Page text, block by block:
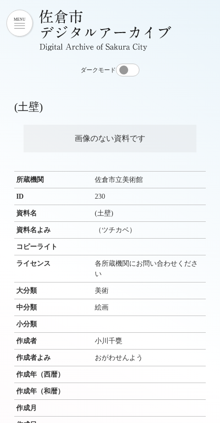
ダークモード
(土壁)
画像のない資料です
所蔵機関 佐倉市立美術館
ID 230
資料名 (土壁)
資料名よみ （ツチカベ）
コピーライト
ライセンス
各所蔵機関にお問い合わせくださ
い
大分類 美術
中分類 絵画
小分類
作成者 小川千甕
作成者よみ おがわせんよう
作成年（西暦）
作成年（和暦）
作成月